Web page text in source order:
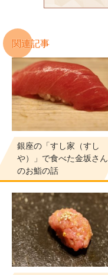
関連記事
銀座の「すし家（すし
や）」で食べた金坂さん
のお鮨の話